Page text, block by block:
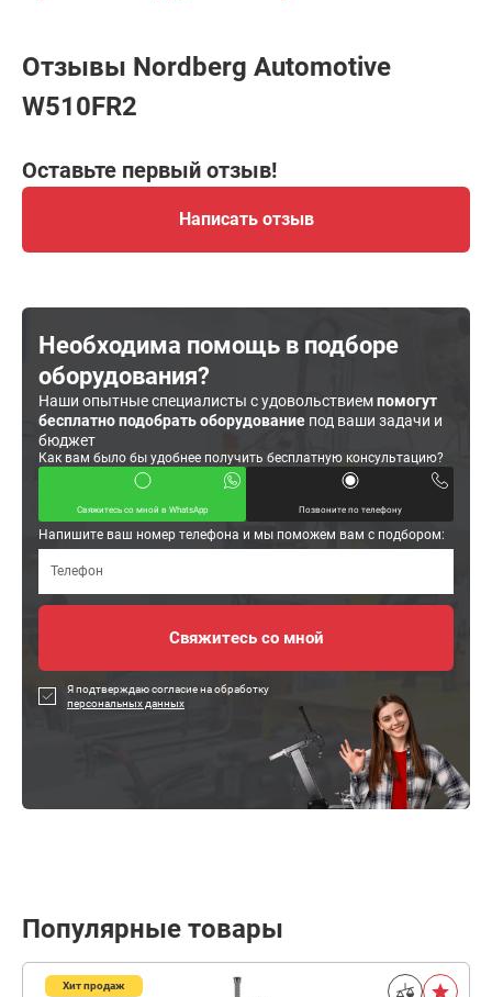
Отзывы Nordberg Automotive
W510FR2
Оставьте первый отзыв!
Написать отзыв
Необходима помощь в подборе
оборудования?
Наши опытные специалисты с удовольствиемпомогут
бесплатно подобрать оборудование под ваши задачи и
бюджет
Как вам было бы удобнее получить бесплатную консультацию?
Свяжитесь со мной в WhatsApp Позвоните по телефону
Напишите ваш номер телефона и мы поможем вам с подбором:
Я подтверждаю согласие на обработку
персональных данных
Популярные товары
Хит продаж